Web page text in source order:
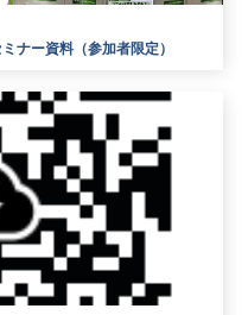
ナー資料（参加者限定）